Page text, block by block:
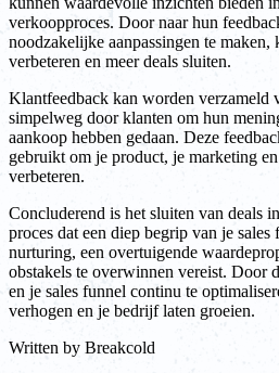
verkoopproces. Door naar hun
noodzakelijke aanpassingen te maken,
verbeteren en meer deals sluiten.
Klantfeedback kan worden verzameld
simpelweg door klanten om hun
aankoop hebben gedaan. Deze
gebruikt om je product, je marketing
verbeteren.
Concluderend is het sluiten van deals
proces dat een diep begrip van je
nurturing, een overtuigende
obstakels te overwinnen vereist. Door
en je sales funnel continu te
verhogen en je bedrijf laten groeien.
Written by Breakcold